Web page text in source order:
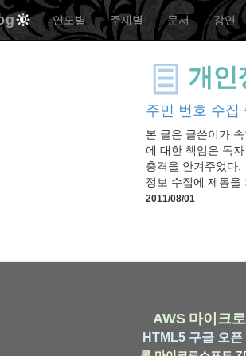
연도별 주제별 문서 강연
개인
주민 번호 수집
본 글은 글쓴이가
에 대한 책임은 독
충격을 안겨주었다
정보 수집에 제동을
2011/08/01
AWS 마이크
HTML5 구글 오픈